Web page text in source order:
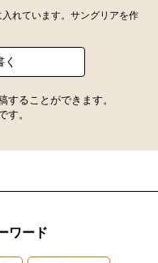
れています。サングリアを作
することができます。
す。
ワード